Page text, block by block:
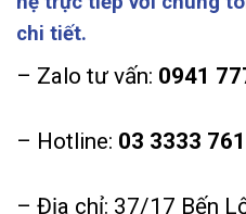
chi tiết.
– Zalo tư vấn: 0941
– Hotline: 03 3333
– Địa chỉ: 37/17 Bến